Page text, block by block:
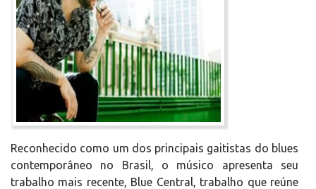
Reconhecido como um dos principais gaitistas do blues
contemporâneo no Brasil, o músico apresenta seu
trabalho mais recente, Blue Central, trabalho que reúne